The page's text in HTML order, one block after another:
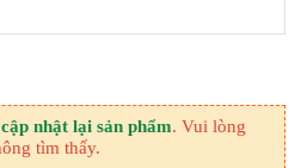
cập nhật lại sản phẩm. Vui lòng
tìm thấy.